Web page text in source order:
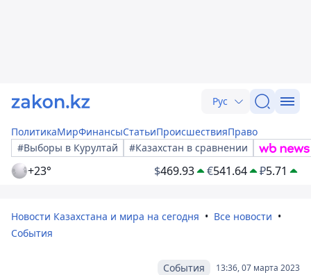
Рус
ПолитикаМирФинансыСтатьиПроисшествияПраво
#Выборы в Курултай
#Казахстан в сравнении
+23° $469.93 €541.64 ₽5.71
Новости Казахстана и мира на сегодня
Все новости
События
13:36, 07 марта 2023
События